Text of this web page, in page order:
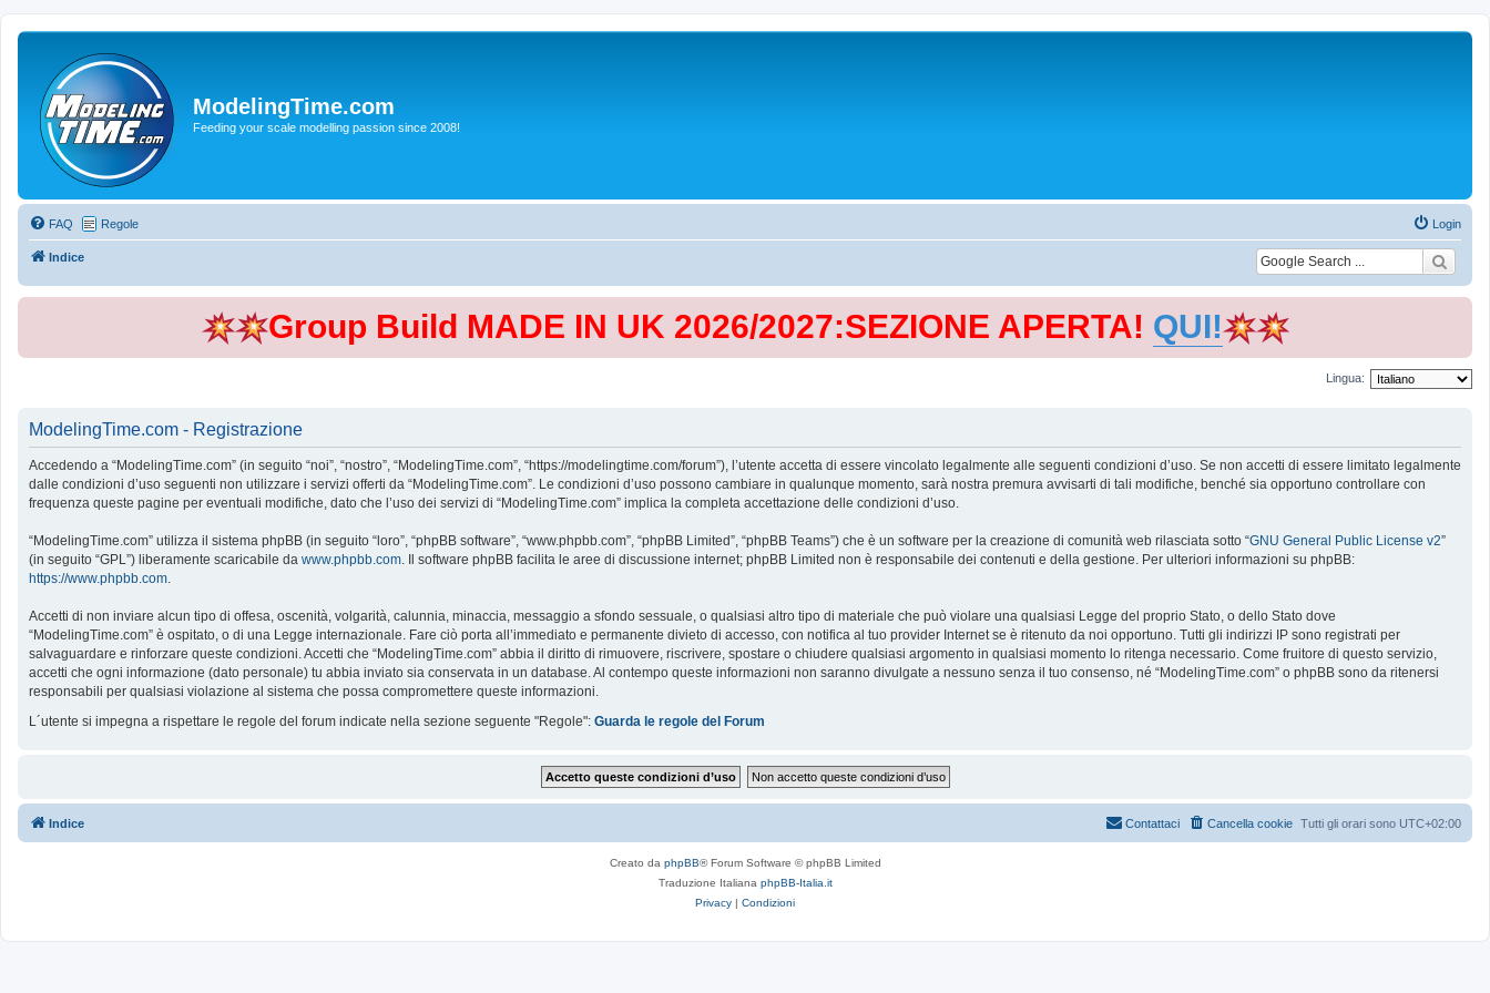
ModelingTime.com
Feeding your scale modelling passion since 2008!
FAQ Regole Login
Indice
Group Build MADE IN UK 2026/2027:SEZIONE APERTA! QUI!
Lingua:
ModelingTime.com - Registrazione
Accedendo a “ModelingTime.com” (in seguito “noi”, “nostro”, “ModelingTime.com”, “https://modelingtime.com/forum”), l’utente accetta di essere vincolato legalmente alle seguenti condizioni d’uso. Se non accetti di essere limitato legalmente
dalle condizioni d’uso seguenti non utilizzare i servizi offerti da “ModelingTime.com”. Le condizioni d’uso possono cambiare in qualunque momento, sarà nostra premura avvisarti di tali modifiche, benché sia opportuno controllare con
frequenza queste pagine per eventuali modifiche, dato che l’uso dei servizi di “ModelingTime.com” implica la completa accettazione delle condizioni d’uso.
“ModelingTime.com” utilizza il sistema phpBB (in seguito “loro”, “phpBB software”, “www.phpbb.com”, “phpBB Limited”, “phpBB Teams”) che è un software per la creazione di comunità web rilasciata sotto “GNU General Public License v2”
(in seguito “GPL”) liberamente scaricabile da www.phpbb.com . Il software phpBB facilita le aree di discussione internet; phpBB Limited non è responsabile dei contenuti e della gestione. Per ulteriori informazioni su phpBB:
https://www.phpbb.com
Accetti di non inviare alcun tipo di offesa, oscenità, volgarità, calunnia, minaccia, messaggio a sfondo sessuale, o qualsiasi altro tipo di materiale che può violare una qualsiasi Legge del proprio Stato, o dello Stato dove
“ModelingTime.com” è ospitato, o di una Legge internazionale. Fare ciò porta all’immediato e permanente divieto di accesso, con notifica al tuo provider Internet se è ritenuto da noi opportuno. Tutti gli indirizzi IP sono registrati per
salvaguardare e rinforzare queste condizioni. Accetti che “ModelingTime.com” abbia il diritto di rimuovere, riscrivere, spostare o chiudere qualsiasi argomento in qualsiasi momento lo ritenga necessario. Come fruitore di questo servizio,
accetti che ogni informazione (dato personale) tu abbia inviato sia conservata in un database. Al contempo queste informazioni non saranno divulgate a nessuno senza il tuo consenso, né “ModelingTime.com” o phpBB sono da ritenersi
responsabili per qualsiasi violazione al sistema che possa compromettere queste informazioni.
L´utente si impegna a rispettare le regole del forum indicate nella sezione seguente "Regole": Guarda le regole del Forum
Indice Tutti gli orari sono UTC+02:00
Cancella cookie
Contattaci
Creato da phpBB® Forum Software © phpBB Limited
Traduzione Italiana phpBB-Italia.it
Privacy | Condizioni